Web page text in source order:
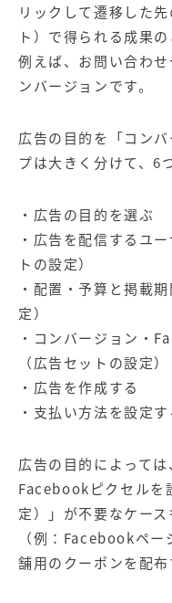
リックして遷移した
ト）で得られる成果の
例えば、お問い合わ
ンバージョンです。
広告の目的を「コン
プは大きく分けて、6
・広告の目的を選ぶ
・広告を配信するユ
トの設定）
・配置・予算と掲載
定）
・コンバージョン・
（広告セットの設定）
・広告を作成する
・支払い方法を設定す
広告の目的によって
Facebookピクセルを
定）」が不要なケース
（例：Facebookペ
舗用のクーポンを配布